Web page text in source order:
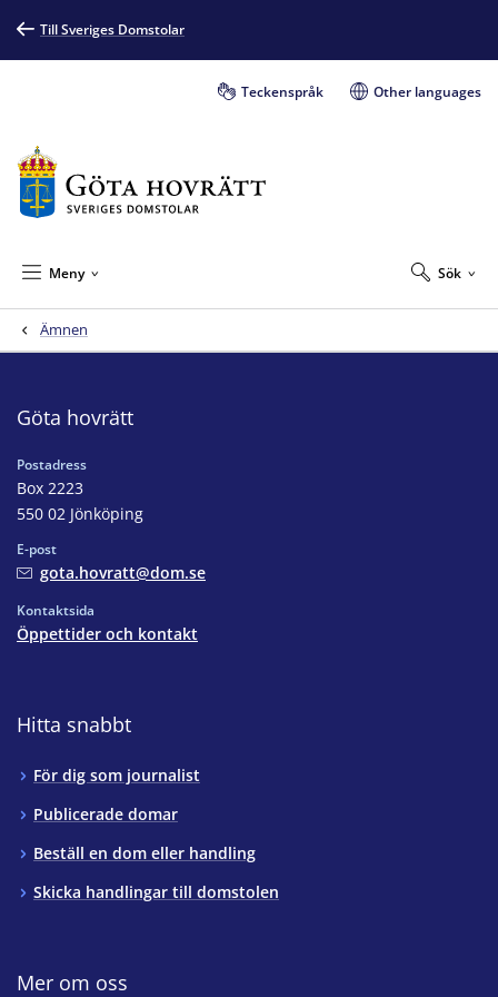
Till Sveriges Domstolar
Teckenspråk Other languages
Sök
Meny
Ämnen
Göta hovrätt
Postadress
Box 2223
550 02 Jönköping
E-post
gota.hovratt@dom.se
Kontaktsida
Öppettider och kontakt
Hitta snabbt
För dig som journalist
Publicerade domar
Beställ en dom eller handling
Skicka handlingar till domstolen
Mer om oss